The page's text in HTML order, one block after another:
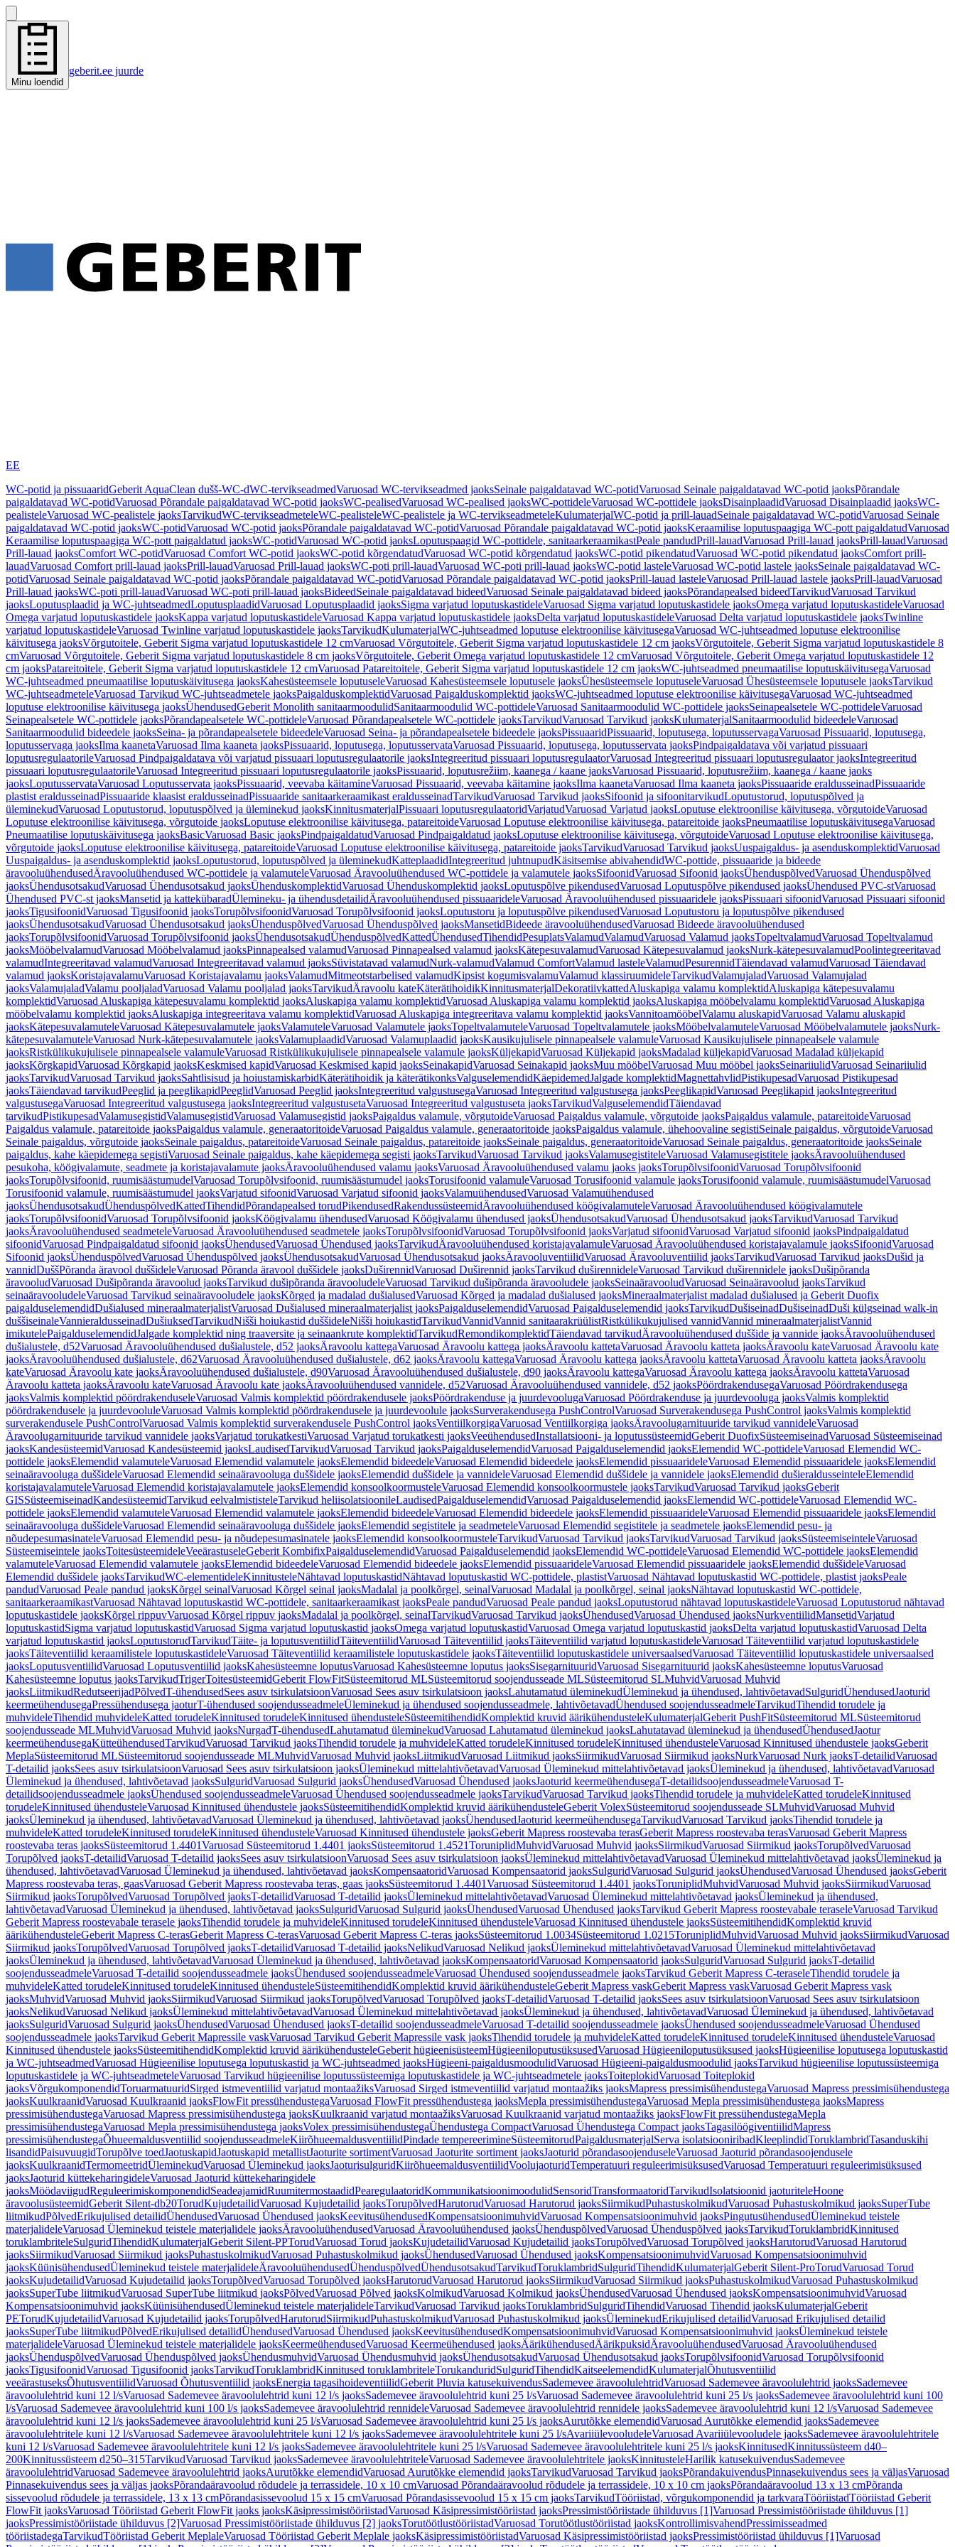
Minu loendid
geberit.ee juurde
EE
WC-potid ja pissuaaridGeberit AquaClean dušš-WC-dWC-tervikseadmedVaruosad WC-tervikseadmed jaoksSeinale paigaldatavad WC-potidVaruosad Seinale paigaldatavad WC-potid jaoksPõrandale
paigaldatavad WC-potidVaruosad Põrandale paigaldatavad WC-potid jaoksWC-pealisedVaruosad WC-pealised jaoksWC-pottideleVaruosad WC-pottidele jaoksDisainplaadidVaruosad Disainplaadid jaoksWC-
pealisteleVaruosad WC-pealistele jaoksTarvikudWC-tervikseadmeteleWC-pealisteleWC-pealistele ja WC-tervikseadmeteleKulumaterjalWC-potid ja prill-lauadSeinale paigaldatavad WC-potidVaruosad Seinale
paigaldatavad WC-potid jaoksWC-potidVaruosad WC-potid jaoksPõrandale paigaldatavad WC-potidVaruosad Põrandale paigaldatavad WC-potid jaoksKeraamilise loputuspaagiga WC-pott paigaldatudVaruosad
Keraamilise loputuspaagiga WC-pott paigaldatud jaoksWC-potidVaruosad WC-potid jaoksLoputuspaagid WC-pottidele, sanitaarkeraamikastPeale pandudPrill-lauadVaruosad Prill-lauad jaoksPrill-lauadVaruosad
Prill-lauad jaoksComfort WC-potidVaruosad Comfort WC-potid jaoksWC-potid kõrgendatudVaruosad WC-potid kõrgendatud jaoksWC-potid pikendatudVaruosad WC-potid pikendatud jaoksComfort prill-
lauadVaruosad Comfort prill-lauad jaoksPrill-lauadVaruosad Prill-lauad jaoksWC-poti prill-lauadVaruosad WC-poti prill-lauad jaoksWC-potid lasteleVaruosad WC-potid lastele jaoksSeinale paigaldatavad WC-
potidVaruosad Seinale paigaldatavad WC-potid jaoksPõrandale paigaldatavad WC-potidVaruosad Põrandale paigaldatavad WC-potid jaoksPrill-lauad lasteleVaruosad Prill-lauad lastele jaoksPrill-lauadVaruosad
Prill-lauad jaoksWC-poti prill-lauadVaruosad WC-poti prill-lauad jaoksBideedSeinale paigaldatavad bideedVaruosad Seinale paigaldatavad bideed jaoksPõrandapealsed bideedTarvikudVaruosad Tarvikud
jaoksLoputusplaadid ja WC-juhtseadmedLoputusplaadidVaruosad Loputusplaadid jaoksSigma varjatud loputuskastideleVaruosad Sigma varjatud loputuskastidele jaoksOmega varjatud loputuskastideleVaruosad
Omega varjatud loputuskastidele jaoksKappa varjatud loputuskastideleVaruosad Kappa varjatud loputuskastidele jaoksDelta varjatud loputuskastideleVaruosad Delta varjatud loputuskastidele jaoksTwinline
varjatud loputuskastideleVaruosad Twinline varjatud loputuskastidele jaoksTarvikudKulumaterjalWC-juhtseadmed loputuse elektroonilise käivitusegaVaruosad WC-juhtseadmed loputuse elektroonilise
käivitusega jaoksVõrgutoitele, Geberit Sigma varjatud loputuskastidele 12 cmVaruosad Võrgutoitele, Geberit Sigma varjatud loputuskastidele 12 cm jaoksVõrgutoitele, Geberit Sigma varjatud loputuskastidele 8
cmVaruosad Võrgutoitele, Geberit Sigma varjatud loputuskastidele 8 cm jaoksVõrgutoitele, Geberit Omega varjatud loputuskastidele 12 cmVaruosad Võrgutoitele, Geberit Omega varjatud loputuskastidele 12
cm jaoksPatareitoitele, Geberit Sigma varjatud loputuskastidele 12 cmVaruosad Patareitoitele, Geberit Sigma varjatud loputuskastidele 12 cm jaoksWC-juhtseadmed pneumaatilise loputuskäivitusegaVaruosad
WC-juhtseadmed pneumaatilise loputuskäivitusega jaoksKahesüsteemsele loputuseleVaruosad Kahesüsteemsele loputusele jaoksÜhesüsteemsele loputuseleVaruosad Ühesüsteemsele loputusele jaoksTarvikud
WC-juhtseadmeteleVaruosad Tarvikud WC-juhtseadmetele jaoksPaigalduskomplektidVaruosad Paigalduskomplektid jaoksWC-juhtseadmed loputuse elektroonilise käivitusegaVaruosad WC-juhtseadmed
loputuse elektroonilise käivitusega jaoksÜhendusedGeberit Monolith sanitaarmoodulidSanitaarmoodulid WC-pottideleVaruosad Sanitaarmoodulid WC-pottidele jaoksSeinapealsetele WC-pottideleVaruosad
Seinapealsetele WC-pottidele jaoksPõrandapealsetele WC-pottideleVaruosad Põrandapealsetele WC-pottidele jaoksTarvikudVaruosad Tarvikud jaoksKulumaterjalSanitaarmoodulid bideedeleVaruosad
Sanitaarmoodulid bideedele jaoksSeina- ja põrandapealsetele bideedeleVaruosad Seina- ja põrandapealsetele bideedele jaoksPissuaaridPissuaarid, loputusega, loputusservagaVaruosad Pissuaarid, loputusega,
loputusservaga jaoksIlma kaanetaVaruosad Ilma kaaneta jaoksPissuaarid, loputusega, loputusservataVaruosad Pissuaarid, loputusega, loputusservata jaoksPindpaigaldatava või varjatud pissuaari
loputusregulaatorileVaruosad Pindpaigaldatava või varjatud pissuaari loputusregulaatorile jaoksIntegreeritud pissuaari loputusregulaatorVaruosad Integreeritud pissuaari loputusregulaator jaoksIntegreeritud
pissuaari loputusregulaatorileVaruosad Integreeritud pissuaari loputusregulaatorile jaoksPissuaarid, loputusrežiim, kaanega / kaane jaoksVaruosad Pissuaarid, loputusrežiim, kaanega / kaane jaoks
jaoksLoputusservataVaruosad Loputusservata jaoksPissuaarid, veevaba käitamineVaruosad Pissuaarid, veevaba käitamine jaoksIlma kaanetaVaruosad Ilma kaaneta jaoksPissuaaride eraldusseinadPissuaaride
plastist eraldusseinadPissuaaride klaasist eraldusseinadPissuaaride sanitaarkeraamikast eraldusseinadTarvikudVaruosad Tarvikud jaoksSifoonid ja sifoonitarvikudLoputustorud, loputuspõlved ja
üleminekudVaruosad Loputustorud, loputuspõlved ja üleminekud jaoksKinnitusmaterjalPissuaari loputusregulaatoridVarjatudVaruosad Varjatud jaoksLoputuse elektroonilise käivitusega, võrgutoideVaruosad
Loputuse elektroonilise käivitusega, võrgutoide jaoksLoputuse elektroonilise käivitusega, patareitoideVaruosad Loputuse elektroonilise käivitusega, patareitoide jaoksPneumaatilise loputuskäivitusegaVaruosad
Pneumaatilise loputuskäivitusega jaoksBasicVaruosad Basic jaoksPindpaigaldatudVaruosad Pindpaigaldatud jaoksLoputuse elektroonilise käivitusega, võrgutoideVaruosad Loputuse elektroonilise käivitusega,
võrgutoide jaoksLoputuse elektroonilise käivitusega, patareitoideVaruosad Loputuse elektroonilise käivitusega, patareitoide jaoksTarvikudVaruosad Tarvikud jaoksUuspaigaldus- ja asenduskomplektidVaruosad
Uuspaigaldus- ja asenduskomplektid jaoksLoputustorud, loputuspõlved ja üleminekudKatteplaadidIntegreeritud juhtnupudKäsitsemise abivahendidWC-pottide, pissuaaride ja bideede
äravooluühendusedÄravooluühendused WC-pottidele ja valamuteleVaruosad Äravooluühendused WC-pottidele ja valamutele jaoksSifoonidVaruosad Sifoonid jaoksÜhenduspõlvedVaruosad Ühenduspõlved
jaoksÜhendusotsakudVaruosad Ühendusotsakud jaoksÜhenduskomplektidVaruosad Ühenduskomplektid jaoksLoputuspõlve pikendusedVaruosad Loputuspõlve pikendused jaoksÜhendused PVC-stVaruosad
Ühendused PVC-st jaoksMansetid ja kattekübaradÜlemineku- ja ühendusdetailidÄravooluühendused pissuaarideleVaruosad Äravooluühendused pissuaaridele jaoksPissuaari sifoonidVaruosad Pissuaari sifoonid
jaoksTigusifoonidVaruosad Tigusifoonid jaoksTorupõlvsifoonidVaruosad Torupõlvsifoonid jaoksLoputustoru ja loputuspõlve pikendusedVaruosad Loputustoru ja loputuspõlve pikendused
jaoksÜhendusotsakudVaruosad Ühendusotsakud jaoksÜhenduspõlvedVaruosad Ühenduspõlved jaoksMansetidBideede äravooluühendusedVaruosad Bideede äravooluühendused
jaoksTorupõlvsifoonidVaruosad Torupõlvsifoonid jaoksÜhendusotsakudÜhenduspõlvedKattedÜhendusedTihendidPesuplatsValamudValamudVaruosad Valamud jaoksTopeltvalamudVaruosad Topeltvalamud
jaoksMööbelvalamudVaruosad Mööbelvalamud jaoksPinnapealsed valamudVaruosad Pinnapealsed valamud jaoksKätepesuvalamudVaruosad Kätepesuvalamud jaoksNurk-kätepesuvalamudPoolintegreeritavad
valamudIntegreeritavad valamudVaruosad Integreeritavad valamud jaoksSüvistatavad valamudNurk-valamudValamud ComfortValamud lasteleValamudPesurennidTäiendavad valamudVaruosad Täiendavad
valamud jaoksKoristajavalamuVaruosad Koristajavalamu jaoksValamudMitmeotstarbelised valamudKipsist kogumisvalamuValamud klassiruumideleTarvikudValamujaladVaruosad Valamujalad
jaoksValamujaladValamu pooljaladVaruosad Valamu pooljalad jaoksTarvikudÄravoolu kateKäterätihoidikKinnitusmaterjalDekoratiivkattedAluskapiga valamu komplektidAluskapiga kätepesuvalamu
komplektidVaruosad Aluskapiga kätepesuvalamu komplektid jaoksAluskapiga valamu komplektidVaruosad Aluskapiga valamu komplektid jaoksAluskapiga mööbelvalamu komplektidVaruosad Aluskapiga
mööbelvalamu komplektid jaoksAluskapiga integreeritava valamu komplektidVaruosad Aluskapiga integreeritava valamu komplektid jaoksVannitoamööbelValamu aluskapidVaruosad Valamu aluskapid
jaoksKätepesuvalamuteleVaruosad Kätepesuvalamutele jaoksValamuteleVaruosad Valamutele jaoksTopeltvalamuteleVaruosad Topeltvalamutele jaoksMööbelvalamuteleVaruosad Mööbelvalamutele jaoksNurk-
kätepesuvalamuteleVaruosad Nurk-kätepesuvalamutele jaoksValamuplaadidVaruosad Valamuplaadid jaoksKausikujulisele pinnapealsele valamuleVaruosad Kausikujulisele pinnapealsele valamule
jaoksRistkülikukujulisele pinnapealsele valamuleVaruosad Ristkülikukujulisele pinnapealsele valamule jaoksKüljekapidVaruosad Küljekapid jaoksMadalad küljekapidVaruosad Madalad küljekapid
jaoksKõrgkapidVaruosad Kõrgkapid jaoksKeskmised kapidVaruosad Keskmised kapid jaoksSeinakapidVaruosad Seinakapid jaoksMuu mööbelVaruosad Muu mööbel jaoksSeinariiulidVaruosad Seinariiulid
jaoksTarvikudVaruosad Tarvikud jaoksSahtlisisud ja hoiustamiskarbidKäterätihoidik ja käterätikonksValguselemendidKäepidemedJalgade komplektidMagnettahvlidPistikupesadVaruosad Pistikupesad
jaoksTäiendavad tarvikudPeeglid ja peeglikapidPeeglidVaruosad Peeglid jaoksIntegreeritud valgustusegaVaruosad Integreeritud valgustusega jaoksPeeglikapidVaruosad Peeglikapid jaoksIntegreeritud
valgustusegaVaruosad Integreeritud valgustusega jaoksIntegreeritud valgustusetaVaruosad Integreeritud valgustuseta jaoksTarvikudValguselemendidTäiendavad
tarvikudPistikupesadValamusegistidValamusegistidVaruosad Valamusegistid jaoksPaigaldus valamule, võrgutoideVaruosad Paigaldus valamule, võrgutoide jaoksPaigaldus valamule, patareitoideVaruosad
Paigaldus valamule, patareitoide jaoksPaigaldus valamule, generaatoritoideVaruosad Paigaldus valamule, generaatoritoide jaoksPaigaldus valamule, ühehoovaline segistiSeinale paigaldus, võrgutoideVaruosad
Seinale paigaldus, võrgutoide jaoksSeinale paigaldus, patareitoideVaruosad Seinale paigaldus, patareitoide jaoksSeinale paigaldus, generaatoritoideVaruosad Seinale paigaldus, generaatoritoide jaoksSeinale
paigaldus, kahe käepidemega segistiVaruosad Seinale paigaldus, kahe käepidemega segisti jaoksTarvikudVaruosad Tarvikud jaoksValamusegistiteleVaruosad Valamusegistitele jaoksÄravooluühendused
pesukoha, köögivalamute, seadmete ja koristajavalamute jaoksÄravooluühendused valamu jaoksVaruosad Äravooluühendused valamu jaoks jaoksTorupõlvsifoonidVaruosad Torupõlvsifoonid
jaoksTorupõlvsifoonid, ruumisäästumudelVaruosad Torupõlvsifoonid, ruumisäästumudel jaoksTorusifoonid valamuleVaruosad Torusifoonid valamule jaoksTorusifoonid valamule, ruumisäästumudelVaruosad
Torusifoonid valamule, ruumisäästumudel jaoksVarjatud sifoonidVaruosad Varjatud sifoonid jaoksValamuühendusedVaruosad Valamuühendused
jaoksÜhendusotsakudÜhenduspõlvedKattedTihendidPõrandapealsed torudPikendusedRakendussüsteemidÄravooluühendused köögivalamuteleVaruosad Äravooluühendused köögivalamutele
jaoksTorupõlvsifoonidVaruosad Torupõlvsifoonid jaoksKöögivalamu ühendusedVaruosad Köögivalamu ühendused jaoksÜhendusotsakudVaruosad Ühendusotsakud jaoksTarvikudVaruosad Tarvikud
jaoksÄravooluühendused seadmeteleVaruosad Äravooluühendused seadmetele jaoksTorupõlvsifoonidVaruosad Torupõlvsifoonid jaoksVarjatud sifoonidVaruosad Varjatud sifoonid jaoksPindpaigaldatud
sifoonidVaruosad Pindpaigaldatud sifoonid jaoksÜhendusedVaruosad Ühendused jaoksTarvikudÄravooluühendused koristajavalamuleVaruosad Äravooluühendused koristajavalamule jaoksSifoonidVaruosad
Sifoonid jaoksÜhenduspõlvedVaruosad Ühenduspõlved jaoksÜhendusotsakudVaruosad Ühendusotsakud jaoksÄravooluventiilidVaruosad Äravooluventiilid jaoksTarvikudVaruosad Tarvikud jaoksDušid ja
vannidDuššPõranda äravool duššideleVaruosad Põranda äravool duššidele jaoksDuširennidVaruosad Duširennid jaoksTarvikud duširennideleVaruosad Tarvikud duširennidele jaoksDušipõranda
äravooludVaruosad Dušipõranda äravoolud jaoksTarvikud dušipõranda äravooludeleVaruosad Tarvikud dušipõranda äravooludele jaoksSeinaäravooludVaruosad Seinaäravoolud jaoksTarvikud
seinaäravooludeleVaruosad Tarvikud seinaäravooludele jaoksKõrged ja madalad dušialusedVaruosad Kõrged ja madalad dušialused jaoksMineraalmaterjalist madalad dušialused ja Geberit Duofix
paigalduselemendidDušialused mineraalmaterjalistVaruosad Dušialused mineraalmaterjalist jaoksPaigalduselemendidVaruosad Paigalduselemendid jaoksTarvikudDušiseinadDušiseinadDuši külgseinad walk-in
duššiseinaleVannieraldusseinadDušiuksedTarvikudNišši hoiukastid duššideleNišši hoiukastidTarvikudVannidVannid sanitaarakrüülistRistkülikukujulised vannidVannid mineraalmaterjalistVannid
imikutelePaigalduselemendidJalgade komplektid ning traaversite ja seinaankrute komplektidTarvikudRemondikomplektidTäiendavad tarvikudÄravooluühendused duššide ja vannide jaoksÄravooluühendused
dušialustele, d52Varuosad Äravooluühendused dušialustele, d52 jaoksÄravoolu kattegaVaruosad Äravoolu kattega jaoksÄravoolu kattetaVaruosad Äravoolu katteta jaoksÄravoolu kateVaruosad Äravoolu kate
jaoksÄravooluühendused dušialustele, d62Varuosad Äravooluühendused dušialustele, d62 jaoksÄravoolu kattegaVaruosad Äravoolu kattega jaoksÄravoolu kattetaVaruosad Äravoolu katteta jaoksÄravoolu
kateVaruosad Äravoolu kate jaoksÄravooluühendused dušialustele, d90Varuosad Äravooluühendused dušialustele, d90 jaoksÄravoolu kattegaVaruosad Äravoolu kattega jaoksÄravoolu kattetaVaruosad
Äravoolu katteta jaoksÄravoolu kateVaruosad Äravoolu kate jaoksÄravooluühendused vannidele, d52Varuosad Äravooluühendused vannidele, d52 jaoksPöördrakendusegaVaruosad Pöördrakendusega
jaoksValmis komplektid pöördrakenduseleVaruosad Valmis komplektid pöördrakendusele jaoksPöördrakenduse ja juurdevoolugaVaruosad Pöördrakenduse ja juurdevooluga jaoksValmis komplektid
pöördrakendusele ja juurdevooluleVaruosad Valmis komplektid pöördrakendusele ja juurdevoolule jaoksSurverakendusega PushControlVaruosad Surverakendusega PushControl jaoksValmis komplektid
surverakendusele PushControlVaruosad Valmis komplektid surverakendusele PushControl jaoksVentiilkorgigaVaruosad Ventiilkorgiga jaoksÄravoolugarnituuride tarvikud vannideleVaruosad
Äravoolugarnituuride tarvikud vannidele jaoksVarjatud torukatkestiVaruosad Varjatud torukatkesti jaoksVeeühendusedInstallatsiooni- ja loputussüsteemidGeberit DuofixSüsteemiseinadVaruosad Süsteemiseinad
jaoksKandesüsteemidVaruosad Kandesüsteemid jaoksLaudisedTarvikudVaruosad Tarvikud jaoksPaigalduselemendidVaruosad Paigalduselemendid jaoksElemendid WC-pottideleVaruosad Elemendid WC-
pottidele jaoksElemendid valamuteleVaruosad Elemendid valamutele jaoksElemendid bideedeleVaruosad Elemendid bideedele jaoksElemendid pissuaarideleVaruosad Elemendid pissuaaridele jaoksElemendid
seinaäravooluga duššideleVaruosad Elemendid seinaäravooluga duššidele jaoksElemendid duššidele ja vannideleVaruosad Elemendid duššidele ja vannidele jaoksElemendid dušieraldusseinteleElemendid
koristajavalamuteleVaruosad Elemendid koristajavalamutele jaoksElemendid konsoolkoormusteleVaruosad Elemendid konsoolkoormustele jaoksTarvikudVaruosad Tarvikud jaoksGeberit
GISSüsteemiseinadKandesüsteemidTarvikud eelvalmististeleTarvikud heliisolatsioonileLaudisedPaigalduselemendidVaruosad Paigalduselemendid jaoksElemendid WC-pottideleVaruosad Elemendid WC-
pottidele jaoksElemendid valamuteleVaruosad Elemendid valamutele jaoksElemendid bideedeleVaruosad Elemendid bideedele jaoksElemendid pissuaarideleVaruosad Elemendid pissuaaridele jaoksElemendid
seinaäravooluga duššideleVaruosad Elemendid seinaäravooluga duššidele jaoksElemendid segistitele ja seadmeteleVaruosad Elemendid segistitele ja seadmetele jaoksElemendid pesu- ja
nõudepesumasinateleVaruosad Elemendid pesu- ja nõudepesumasinatele jaoksElemendid konsoolkoormusteleTarvikudVaruosad Tarvikud jaoksTarvikudVaruosad Tarvikud jaoksSüsteemiseinteleVaruosad
Süsteemiseintele jaoksToitesüsteemideleVeeärastuseleGeberit KombifixPaigalduselemendidVaruosad Paigalduselemendid jaoksElemendid WC-pottideleVaruosad Elemendid WC-pottidele jaoksElemendid
valamuteleVaruosad Elemendid valamutele jaoksElemendid bideedeleVaruosad Elemendid bideedele jaoksElemendid pissuaarideleVaruosad Elemendid pissuaaridele jaoksElemendid duššideleVaruosad
Elemendid duššidele jaoksTarvikudWC-elementideleKinnitusteleNähtavad loputuskastidNähtavad loputuskastid WC-pottidele, plastistVaruosad Nähtavad loputuskastid WC-pottidele, plastist jaoksPeale
pandudVaruosad Peale pandud jaoksKõrgel seinalVaruosad Kõrgel seinal jaoksMadalal ja poolkõrgel, seinalVaruosad Madalal ja poolkõrgel, seinal jaoksNähtavad loputuskastid WC-pottidele,
sanitaarkeraamikastVaruosad Nähtavad loputuskastid WC-pottidele, sanitaarkeraamikast jaoksPeale pandudVaruosad Peale pandud jaoksLoputustorud nähtavad loputuskastideleVaruosad Loputustorud nähtavad
loputuskastidele jaoksKõrgel rippuvVaruosad Kõrgel rippuv jaoksMadalal ja poolkõrgel, seinalTarvikudVaruosad Tarvikud jaoksÜhendusedVaruosad Ühendused jaoksNurkventiilidMansetidVarjatud
loputuskastidSigma varjatud loputuskastidVaruosad Sigma varjatud loputuskastid jaoksOmega varjatud loputuskastidVaruosad Omega varjatud loputuskastid jaoksDelta varjatud loputuskastidVaruosad Delta
varjatud loputuskastid jaoksLoputustorudTarvikudTäite- ja loputusventiilidTäiteventiilidVaruosad Täiteventiilid jaoksTäiteventiilid varjatud loputuskastideleVaruosad Täiteventiilid varjatud loputuskastidele
jaoksTäiteventiilid keraamilistele loputuskastideleVaruosad Täiteventiilid keraamilistele loputuskastidele jaoksTäiteventiilid loputuskastidele universaalsedVaruosad Täiteventiilid loputuskastidele universaalsed
jaoksLoputusventiilidVaruosad Loputusventiilid jaoksKahesüsteemne loputusVaruosad Kahesüsteemne loputus jaoksSisegarnituuridVaruosad Sisegarnituurid jaoksKahesüsteemne loputusVaruosad
Kahesüsteemne loputus jaoksTarvikudTrigerToitesüsteemidGeberit FlowFitSüsteemitorud MLSüsteemitorud soojendusseade MLSüsteemitorud SLMuhvidVaruosad Muhvid
jaoksLiitmikudRedutseerijadPõlvedT-ühendusedSees asuv tsirkulatsioonVaruosad Sees asuv tsirkulatsioon jaoksLahutamatud üleminekudÜleminekud ja ühendused, lahtivõetavadSulguridÜhendusedJaoturid
keermeühendusegaPressühendusega jaoturT-ühendused soojendusseadmeleÜleminekud ja ühendused soojendusseadmele, lahtivõetavadÜhendused soojendusseadmeleTarvikudTihendid torudele ja
muhvideleTihendid muhvideleKatted torudeleKinnitused torudeleKinnitused ühendusteleSüsteemitihendidKomplektid kruvid äärikühendusteleKulumaterjalGeberit PushFitSüsteemitorud MLSüsteemitorud
soojendusseade MLMuhvidVaruosad Muhvid jaoksNurgadT-ühendusedLahutamatud üleminekudVaruosad Lahutamatud üleminekud jaoksLahutatavad üleminekud ja ühendusedÜhendusedJaotur
keermeühendusegaKütteühendusedTarvikudVaruosad Tarvikud jaoksTihendid torudele ja muhvideleKatted torudeleKinnitused torudeleKinnitused ühendusteleVaruosad Kinnitused ühendustele jaoksGeberit
MeplaSüsteemitorud MLSüsteemitorud soojendusseade MLMuhvidVaruosad Muhvid jaoksLiitmikudVaruosad Liitmikud jaoksSiirmikudVaruosad Siirmikud jaoksNurkVaruosad Nurk jaoksT-detailidVaruosad
T-detailid jaoksSees asuv tsirkulatsioonVaruosad Sees asuv tsirkulatsioon jaoksÜleminekud mittelahtivõetavadVaruosad Üleminekud mittelahtivõetavad jaoksÜleminekud ja ühendused, lahtivõetavadVaruosad
Üleminekud ja ühendused, lahtivõetavad jaoksSulguridVaruosad Sulgurid jaoksÜhendusedVaruosad Ühendused jaoksJaoturid keermeühendusegaT-detailidsoojendusseadmeleVaruosad T-
detailidsoojendusseadmele jaoksÜhendused soojendusseadmeleVaruosad Ühendused soojendusseadmele jaoksTarvikudVaruosad Tarvikud jaoksTihendid torudele ja muhvideleKatted torudeleKinnitused
torudeleKinnitused ühendusteleVaruosad Kinnitused ühendustele jaoksSüsteemitihendidKomplektid kruvid äärikühendusteleGeberit VolexSüsteemitorud soojendusseade SLMuhvidVaruosad Muhvid
jaoksÜleminekud ja ühendused, lahtivõetavadVaruosad Üleminekud ja ühendused, lahtivõetavad jaoksÜhendusedJaoturid keermeühendusegaTarvikudVaruosad Tarvikud jaoksTihendid torudele ja
muhvideleKatted torudeleKinnitused torudeleKinnitused ühendusteleVaruosad Kinnitused ühendustele jaoksGeberit Mapress roostevaba terasGeberit Mapress roostevaba terasVaruosad Geberit Mapress
roostevaba teras jaoksSüsteemitorud 1.4401Varuosad Süsteemitorud 1.4401 jaoksSüsteemitorud 1.4521ToruniplidMuhvidVaruosad Muhvid jaoksSiirmikudVaruosad Siirmikud jaoksTorupõlvedVaruosad
Torupõlved jaoksT-detailidVaruosad T-detailid jaoksSees asuv tsirkulatsioonVaruosad Sees asuv tsirkulatsioon jaoksÜleminekud mittelahtivõetavadVaruosad Üleminekud mittelahtivõetavad jaoksÜleminekud ja
ühendused, lahtivõetavadVaruosad Üleminekud ja ühendused, lahtivõetavad jaoksKompensaatoridVaruosad Kompensaatorid jaoksSulguridVaruosad Sulgurid jaoksÜhendusedVaruosad Ühendused jaoksGeberit
Mapress roostevaba teras, gaasVaruosad Geberit Mapress roostevaba teras, gaas jaoksSüsteemitorud 1.4401Varuosad Süsteemitorud 1.4401 jaoksToruniplidMuhvidVaruosad Muhvid jaoksSiirmikudVaruosad
Siirmikud jaoksTorupõlvedVaruosad Torupõlved jaoksT-detailidVaruosad T-detailid jaoksÜleminekud mittelahtivõetavadVaruosad Üleminekud mittelahtivõetavad jaoksÜleminekud ja ühendused,
lahtivõetavadVaruosad Üleminekud ja ühendused, lahtivõetavad jaoksSulguridVaruosad Sulgurid jaoksÜhendusedVaruosad Ühendused jaoksTarvikud Geberit Mapress roostevabale teraseleVaruosad Tarvikud
Geberit Mapress roostevabale terasele jaoksTihendid torudele ja muhvideleKinnitused torudeleKinnitused ühendusteleVaruosad Kinnitused ühendustele jaoksSüsteemitihendidKomplektid kruvid
äärikühendusteleGeberit Mapress C-terasGeberit Mapress C-terasVaruosad Geberit Mapress C-teras jaoksSüsteemitorud 1.0034Süsteemitorud 1.0215ToruniplidMuhvidVaruosad Muhvid jaoksSiirmikudVaruosad
Siirmikud jaoksTorupõlvedVaruosad Torupõlved jaoksT-detailidVaruosad T-detailid jaoksNelikudVaruosad Nelikud jaoksÜleminekud mittelahtivõetavadVaruosad Üleminekud mittelahtivõetavad
jaoksÜleminekud ja ühendused, lahtivõetavadVaruosad Üleminekud ja ühendused, lahtivõetavad jaoksKompensaatoridVaruosad Kompensaatorid jaoksSulguridVaruosad Sulgurid jaoksT-detailid
soojendusseadmeleVaruosad T-detailid soojendusseadmele jaoksÜhendused soojendusseadmeleVaruosad Ühendused soojendusseadmele jaoksTarvikud Geberit Mapress C-teraseleTihendid torudele ja
muhvideleKatted torudeleKinnitused torudeleKinnitused ühendusteleSüsteemitihendidKomplektid kruvid äärikühendusteleGeberit Mapress vaskGeberit Mapress vaskVaruosad Geberit Mapress vask
jaoksMuhvidVaruosad Muhvid jaoksSiirmikudVaruosad Siirmikud jaoksTorupõlvedVaruosad Torupõlved jaoksT-detailidVaruosad T-detailid jaoksSees asuv tsirkulatsioonVaruosad Sees asuv tsirkulatsioon
jaoksNelikudVaruosad Nelikud jaoksÜleminekud mittelahtivõetavadVaruosad Üleminekud mittelahtivõetavad jaoksÜleminekud ja ühendused, lahtivõetavadVaruosad Üleminekud ja ühendused, lahtivõetavad
jaoksSulguridVaruosad Sulgurid jaoksÜhendusedVaruosad Ühendused jaoksT-detailid soojendusseadmeleVaruosad T-detailid soojendusseadmele jaoksÜhendused soojendusseadmeleVaruosad Ühendused
soojendusseadmele jaoksTarvikud Geberit Mapressile vaskVaruosad Tarvikud Geberit Mapressile vask jaoksTihendid torudele ja muhvideleKatted torudeleKinnitused torudeleKinnitused ühendusteleVaruosad
Kinnitused ühendustele jaoksSüsteemitihendidKomplektid kruvid äärikühendusteleGeberit hügieenisüsteemHügieeniloputusüksusedVaruosad Hügieeniloputusüksused jaoksHügieenilise loputusega loputuskastid
ja WC-juhtseadmedVaruosad Hügieenilise loputusega loputuskastid ja WC-juhtseadmed jaoksHügieeni-paigaldusmoodulidVaruosad Hügieeni-paigaldusmoodulid jaoksTarvikud hügieenilise loputussüsteemiga
loputuskastidele ja WC-juhtseadmeteleVaruosad Tarvikud hügieenilise loputussüsteemiga loputuskastidele ja WC-juhtseadmetele jaoksToiteplokidVaruosad Toiteplokid
jaoksVõrgukomponendidToruarmatuuridSirged istmeventiilid varjatud montaažiksVaruosad Sirged istmeventiilid varjatud montaažiks jaoksMapress pressimisühendustegaVaruosad Mapress pressimisühendustega
jaoksKuulkraanidVaruosad Kuulkraanid jaoksFlowFit pressühendustegaVaruosad FlowFit pressühendustega jaoksMepla pressimisühendustegaVaruosad Mepla pressimisühendustega jaoksMapress
pressimisühendustegaVaruosad Mapress pressimisühendustega jaoksKuulkraanid varjatud montaažiksVaruosad Kuulkraanid varjatud montaažiks jaoksFlowFit pressühendustegaMepla
pressimisühendustegaVaruosad Mepla pressimisühendustega jaoksVolex pressimisühendustegaÜhendustega CompactVaruosad Ühendustega Compact jaoksTagasilöögiventiilidMapress
pressimisühendustegaÕhueemaldusventiilid soojendusseadmeleKiirõhueemaldusventiilidPindade tempereerimineSüsteemitorudPaigaldusmaterjalServa isolatsiooniribadKleeplindidToruklambridTasanduskihi
lisandidPaisuvuugidTorupõlve toedJaotuskapidJaotuskapid metallistJaoturite sortimentVaruosad Jaoturite sortiment jaoksJaoturid põrandasoojenduseleVaruosad Jaoturid põrandasoojendusele
jaoksKuulkraanidTermomeetridÜleminekudVaruosad Üleminekud jaoksJaoturisulguridKiirõhueemaldusventiilidVoolujaoturidTemperatuuri reguleerimisüksusedVaruosad Temperatuuri reguleerimisüksused
jaoksJaoturid küttekeharingideleVaruosad Jaoturid küttekeharingidele
jaoksMöödaviigudReguleerimiskomponendidSeadeajamidRuumitermostaadidPearegulaatoridKommunikatsioonimoodulidSensoridTransformaatoridTarvikudIsolatsioonid jaoturiteleHoone
äravoolusüsteemidGeberit Silent-db20TorudKujudetailidVaruosad Kujudetailid jaoksTorupõlvedHarutorudVaruosad Harutorud jaoksSiirmikudPuhastuskolmikudVaruosad Puhastuskolmikud jaoksSuperTube
liitmikudPõlvedErikujulised detailidÜhendusedVaruosad Ühendused jaoksKeevitusühendusedKompensatsioonimuhvidVaruosad Kompensatsioonimuhvid jaoksPingutusühendusedÜleminekud teistele
materjalideleVaruosad Üleminekud teistele materjalidele jaoksÄravooluühendusedVaruosad Äravooluühendused jaoksÜhenduspõlvedVaruosad Ühenduspõlved jaoksTarvikudToruklambridKinnitused
toruklambriteleSulguridTihendidKulumaterjalGeberit Silent-PPTorudVaruosad Torud jaoksKujudetailidVaruosad Kujudetailid jaoksTorupõlvedVaruosad Torupõlved jaoksHarutorudVaruosad Harutorud
jaoksSiirmikudVaruosad Siirmikud jaoksPuhastuskolmikudVaruosad Puhastuskolmikud jaoksÜhendusedVaruosad Ühendused jaoksKompensatsioonimuhvidVaruosad Kompensatsioonimuhvid
jaoksKüünisühendusedÜleminekud teistele materjalideleÄravooluühendusedÜhenduspõlvedÜhendusotsakudTarvikudToruklambridSulguridTihendidKulumaterjalGeberit Silent-ProTorudVaruosad Torud
jaoksKujudetailidVaruosad Kujudetailid jaoksTorupõlvedVaruosad Torupõlved jaoksHarutorudVaruosad Harutorud jaoksSiirmikudVaruosad Siirmikud jaoksPuhastuskolmikudVaruosad Puhastuskolmikud
jaoksSuperTube liitmikudVaruosad SuperTube liitmikud jaoksPõlvedVaruosad Põlved jaoksKolmikudVaruosad Kolmikud jaoksÜhendusedVaruosad Ühendused jaoksKompensatsioonimuhvidVaruosad
Kompensatsioonimuhvid jaoksKüünisühendusedÜleminekud teistele materjalideleTarvikudVaruosad Tarvikud jaoksToruklambridSulguridTihendidVaruosad Tihendid jaoksKulumaterjalGeberit
PETorudKujudetailidVaruosad Kujudetailid jaoksTorupõlvedHarutorudSiirmikudPuhastuskolmikudVaruosad Puhastuskolmikud jaoksÜleminekudErikujulised detailidVaruosad Erikujulised detailid
jaoksSuperTube liitmikudPõlvedErikujulised detailidÜhendusedVaruosad Ühendused jaoksKeevitusühendusedKompensatsioonimuhvidVaruosad Kompensatsioonimuhvid jaoksÜleminekud teistele
materjalideleVaruosad Üleminekud teistele materjalidele jaoksKeermeühendusedVaruosad Keermeühendused jaoksÄärikühendusedÄärikpuksidÄravooluühendusedVaruosad Äravooluühendused
jaoksÜhenduspõlvedVaruosad Ühenduspõlved jaoksÜhendusmuhvidVaruosad Ühendusmuhvid jaoksÜhendusotsakudVaruosad Ühendusotsakud jaoksTorupõlvsifoonidVaruosad Torupõlvsifoonid
jaoksTigusifoonidVaruosad Tigusifoonid jaoksTarvikudToruklambridKinnitused toruklambriteleTorukanduridSulguridTihendidKaitseelemendidKulumaterjalÕhutusventiilid
veeärastuseksÕhutusventiilidVaruosad Õhutusventiilid jaoksEnergia tagasihoideventiilidGeberit Pluvia katusekuivendusSademevee äravoolulehtridVaruosad Sademevee äravoolulehtrid jaoksSademevee
äravoolulehtrid kuni 12 l/sVaruosad Sademevee äravoolulehtrid kuni 12 l/s jaoksSademevee äravoolulehtrid kuni 25 l/sVaruosad Sademevee äravoolulehtrid kuni 25 l/s jaoksSademevee äravoolulehtrid kuni 100
l/sVaruosad Sademevee äravoolulehtrid kuni 100 l/s jaoksSademevee äravoolulehtrid rennideleVaruosad Sademevee äravoolulehtrid rennidele jaoksSademevee äravoolulehtrid kuni 12 l/sVaruosad Sademevee
äravoolulehtrid kuni 12 l/s jaoksSademevee äravoolulehtrid kuni 25 l/sVaruosad Sademevee äravoolulehtrid kuni 25 l/s jaoksAurutõkke elemendidVaruosad Aurutõkke elemendid jaoksSademevee
äravoolulehtritele kuni 12 l/sVaruosad Sademevee äravoolulehtritele kuni 12 l/s jaoksSademevee äravoolulehtritele kuni 25 l/sAvariiülevooludeleVaruosad Avariiülevooludele jaoksSademevee äravoolulehtritele
kuni 12 l/sVaruosad Sademevee äravoolulehtritele kuni 12 l/s jaoksSademevee äravoolulehtritele kuni 25 l/sVaruosad Sademevee äravoolulehtritele kuni 25 l/s jaoksKinnitusedKinnitussüsteem d40–
200Kinnitussüsteem d250–315TarvikudVaruosad Tarvikud jaoksSademevee äravoolulehtriteleVaruosad Sademevee äravoolulehtritele jaoksKinnitusteleHarilik katusekuivendusSademevee
äravoolulehtridVaruosad Sademevee äravoolulehtrid jaoksAurutõkke elemendidVaruosad Aurutõkke elemendid jaoksTarvikudVaruosad Tarvikud jaoksPõrandakuivendusPinnasekuivendus sees ja väljasVaruosad
Pinnasekuivendus sees ja väljas jaoksPõrandaäravoolud rõdudele ja terrassidele, 10 x 10 cmVaruosad Põrandaäravoolud rõdudele ja terrassidele, 10 x 10 cm jaoksPõrandaäravoolud 13 x 13 cmPõranda
sissevoolud rõdudele ja terrassidele, 13 x 13 cmPõrandasissevoolud 15 x 15 cmVaruosad Põrandasissevoolud 15 x 15 cm jaoksTarvikudTööriistad, võrgukomponendid ja tarkvaraTööriistadTööriistad Geberit
FlowFit jaoksVaruosad Tööriistad Geberit FlowFit jaoks jaoksKäsipressimistööriistadVaruosad Käsipressimistööriistad jaoksPressimistööriistade ühilduvus [1]Varuosad Pressimistööriistade ühilduvus [1]
jaoksPressimistööriistade ühilduvus [2]Varuosad Pressimistööriistade ühilduvus [2] jaoksTorutöötlustööriistadVaruosad Torutöötlustööriistad jaoksKontrollimisvahendPressimisseadmed
tööriistadegaTarvikudTööriistad Geberit MeplaleVaruosad Tööriistad Geberit Meplale jaoksKäsipressimistööriistadVaruosad Käsipressimistööriistad jaoksPressimistööriistad ühilduvus [1]Varuosad